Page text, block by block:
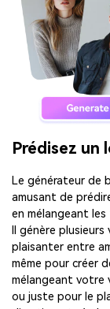
Prédisez un
Le générateur de
amusant de
en mélangeant
Il génère
plaisanter entre
même pour créer
mélangeant votre
ou juste pour le